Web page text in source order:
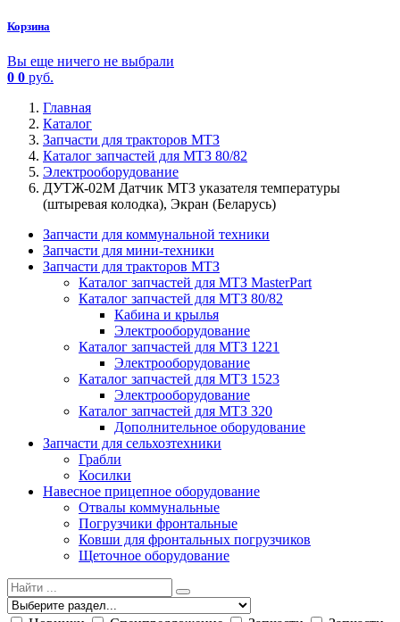
Корзина
Вы еще ничего не выбрали
0 0 руб.
Главная
Каталог
Запчасти для тракторов МТЗ
Каталог запчастей для МТЗ 80/82
Электрооборудование
ДУТЖ-02М Датчик МТЗ указателя температуры
(штыревая колодка), Экран (Беларусь)
Запчасти для коммунальной техники
Запчасти для мини-техники
Запчасти для тракторов МТЗ
Каталог запчастей для МТЗ MasterPart
Каталог запчастей для МТЗ 80/82
Кабина и крылья
Электрооборудование
Каталог запчастей для МТЗ 1221
Электрооборудование
Каталог запчастей для МТЗ 1523
Электрооборудование
Каталог запчастей для МТЗ 320
Дополнительное оборудование
Запчасти для сельхозтехники
Грабли
Косилки
Навесное прицепное оборудование
Отвалы коммунальные
Погрузчики фронтальные
Ковши для фронтальных погрузчиков
Щеточное оборудование